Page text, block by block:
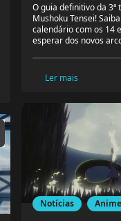
O guia definitivo da 3ª
Mushoku Tensei!
calendário com os 14
esperar dos novos
Ler mais
Notícias